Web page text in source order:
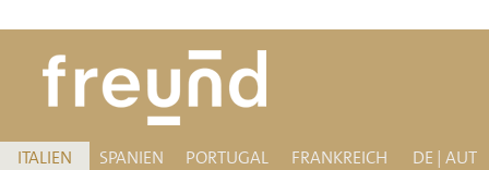
ITALIEN SPANIEN PORTUGAL FRANKREICH DE | AUT